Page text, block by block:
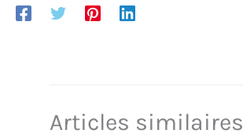
Articles similaires